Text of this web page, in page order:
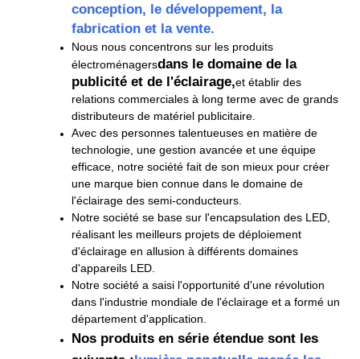
conception, le développement, la
fabrication et la vente.
Nous nous concentrons sur les produits
électroménagersdans le domaine de la
publicité et de l'éclairage,et établir des
relations commerciales à long terme avec de grands
distributeurs de matériel publicitaire.
Avec des personnes talentueuses en matière de
technologie, une gestion avancée et une équipe
efficace, notre société fait de son mieux pour créer
une marque bien connue dans le domaine de
l'éclairage des semi-conducteurs.
Notre société se base sur l'encapsulation des LED,
réalisant les meilleurs projets de déploiement
d'éclairage en allusion à différents domaines
d'appareils LED.
Notre société a saisi l'opportunité d'une révolution
dans l'industrie mondiale de l'éclairage et a formé un
département d'application.
Nos produits en série étendue sont les